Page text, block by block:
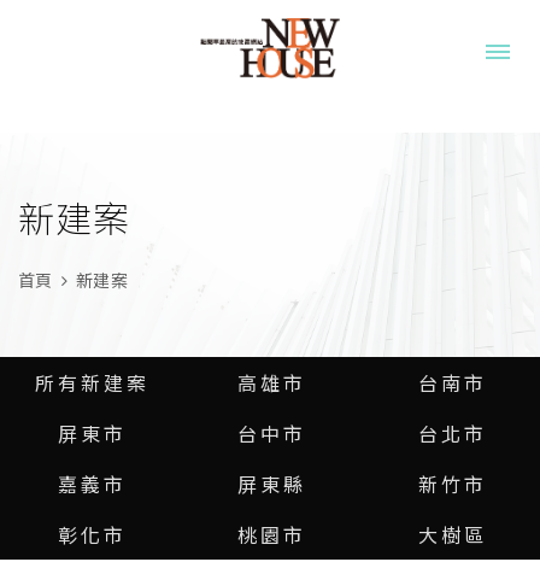
新建案
首頁 新建案
所有新建案 高雄市 台南市
屏東市 台中市 台北市
嘉義市 屏東縣 新竹市
彰化市 桃園市 大樹區
雄崗信義美術館